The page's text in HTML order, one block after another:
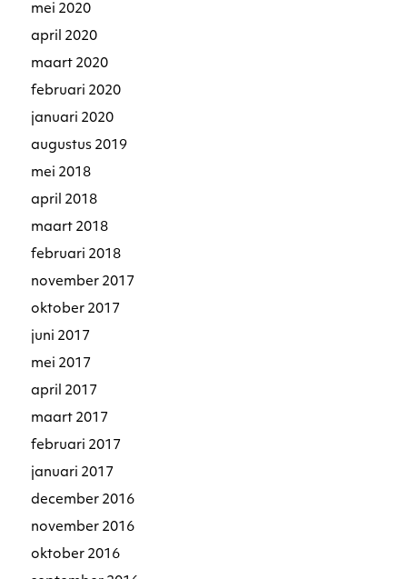
mei 2020
april 2020
maart 2020
februari 2020
januari 2020
augustus 2019
mei 2018
april 2018
maart 2018
februari 2018
november 2017
oktober 2017
juni 2017
mei 2017
april 2017
maart 2017
februari 2017
januari 2017
december 2016
november 2016
oktober 2016